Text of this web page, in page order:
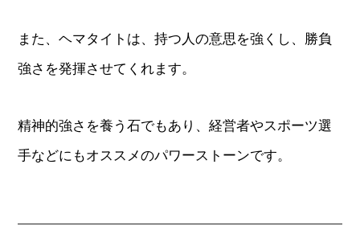
また、ヘマタイトは、持つ人の意思を強くし、勝負
強さを発揮させてくれます。
精神的強さを養う石でもあり、経営者やスポーツ選
手などにもオススメのパワーストーンです。